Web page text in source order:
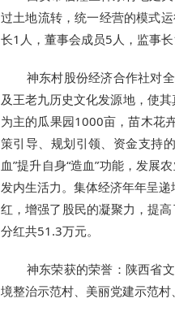
过土地流转，统一经营的模式
长1人，董事会成员5人，监事长
神东村股份经济合作社对
及王老九历史文化发源地，使
为主的瓜果园1000亩，苗木花
策引导、规划引领、资金支持
血”提升自身“造血”功能，发展
发内生活力。集体经济年年呈
红，增强了股民的凝聚力，提
分红共51.3万元。
神东荣获的荣誉：陕西省
境整治示范村、美丽党建示范村